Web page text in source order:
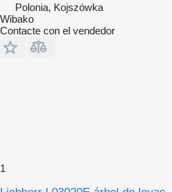
Polonia, Kojszówka
Wibako
Contacte con el vendedor
1